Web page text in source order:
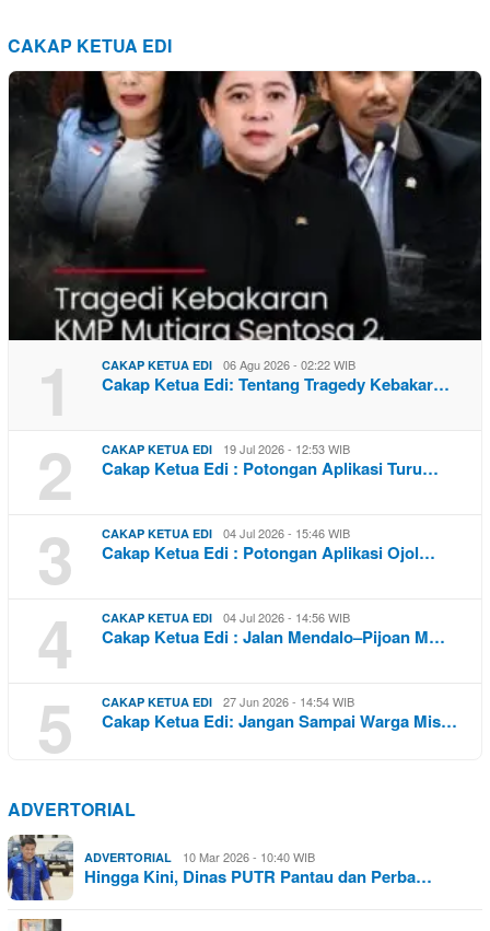
CAKAP KETUA EDI
1 CAKAP KETUA EDI 06 Agu 2026 - 02:22 WIB
Cakap Ketua Edi: Tentang Tragedy Kebakar…
2 CAKAP KETUA EDI 19 Jul 2026 - 12:53 WIB
Cakap Ketua Edi : Potongan Aplikasi Turu…
3 CAKAP KETUA EDI 04 Jul 2026 - 15:46 WIB
Cakap Ketua Edi : Potongan Aplikasi Ojol…
4 CAKAP KETUA EDI 04 Jul 2026 - 14:56 WIB
Cakap Ketua Edi : Jalan Mendalo–Pijoan M…
5 CAKAP KETUA EDI 27 Jun 2026 - 14:54 WIB
Cakap Ketua Edi: Jangan Sampai Warga Mis…
ADVERTORIAL
ADVERTORIAL 10 Mar 2026 - 10:40 WIB
Hingga Kini, Dinas PUTR Pantau dan Perba…